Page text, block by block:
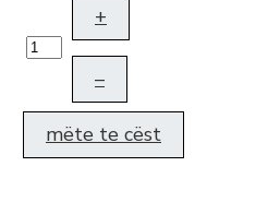
+
–
mëte te cëst